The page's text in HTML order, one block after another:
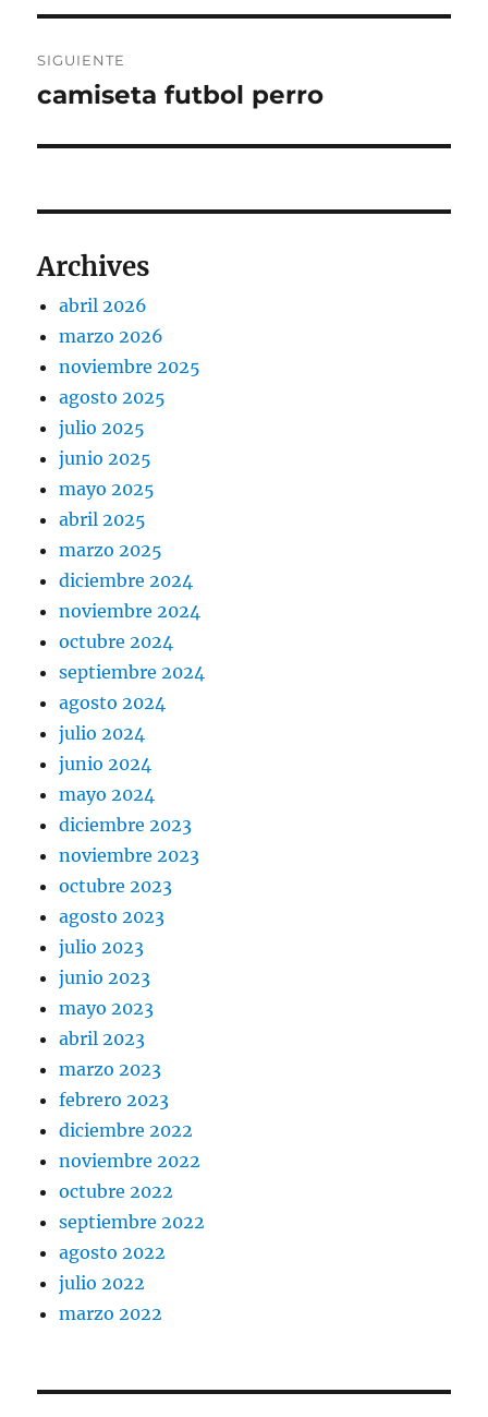
SIGUIENTE
Entrada
camiseta futbol perro
Archives
abril 2026
marzo 2026
noviembre 2025
agosto 2025
julio 2025
junio 2025
mayo 2025
abril 2025
marzo 2025
diciembre 2024
noviembre 2024
octubre 2024
septiembre 2024
agosto 2024
julio 2024
junio 2024
mayo 2024
diciembre 2023
noviembre 2023
octubre 2023
agosto 2023
julio 2023
junio 2023
mayo 2023
abril 2023
marzo 2023
febrero 2023
diciembre 2022
noviembre 2022
octubre 2022
septiembre 2022
agosto 2022
julio 2022
marzo 2022